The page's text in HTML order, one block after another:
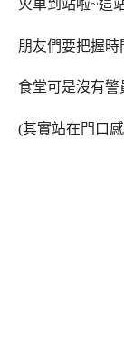
火車到站啦~這
朋友們要把握時
食堂可是沒有
(其實站在門口